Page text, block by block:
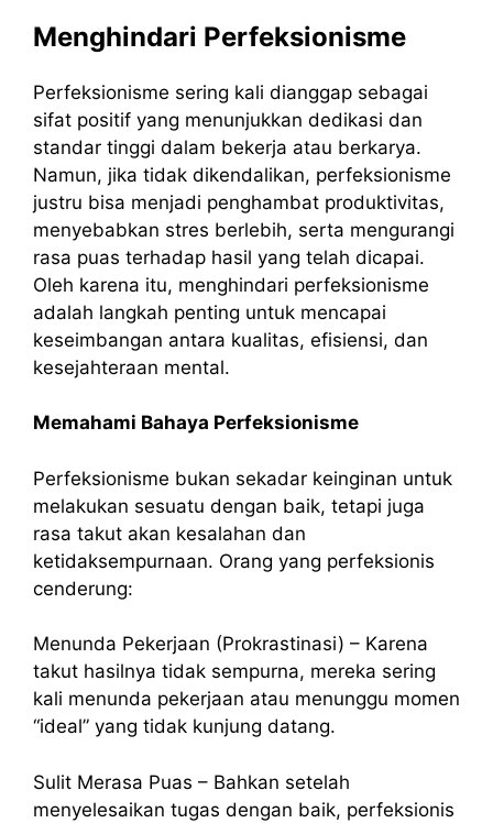
Menghindari Perfeksionisme
Perfeksionisme sering kali dianggap sebagai
sifat positif yang menunjukkan dedikasi dan
standar tinggi dalam bekerja atau berkarya.
Namun, jika tidak dikendalikan, perfeksionisme
justru bisa menjadi penghambat produktivitas,
menyebabkan stres berlebih, serta mengurangi
rasa puas terhadap hasil yang telah dicapai.
Oleh karena itu, menghindari perfeksionisme
adalah langkah penting untuk mencapai
keseimbangan antara kualitas, efisiensi, dan
kesejahteraan mental.
Memahami Bahaya Perfeksionisme
Perfeksionisme bukan sekadar keinginan untuk
melakukan sesuatu dengan baik, tetapi juga
rasa takut akan kesalahan dan
ketidaksempurnaan. Orang yang perfeksionis
cenderung:
Menunda Pekerjaan (Prokrastinasi) – Karena
takut hasilnya tidak sempurna, mereka sering
kali menunda pekerjaan atau menunggu momen
“ideal” yang tidak kunjung datang.
Sulit Merasa Puas – Bahkan setelah
menyelesaikan tugas dengan baik, perfeksionis